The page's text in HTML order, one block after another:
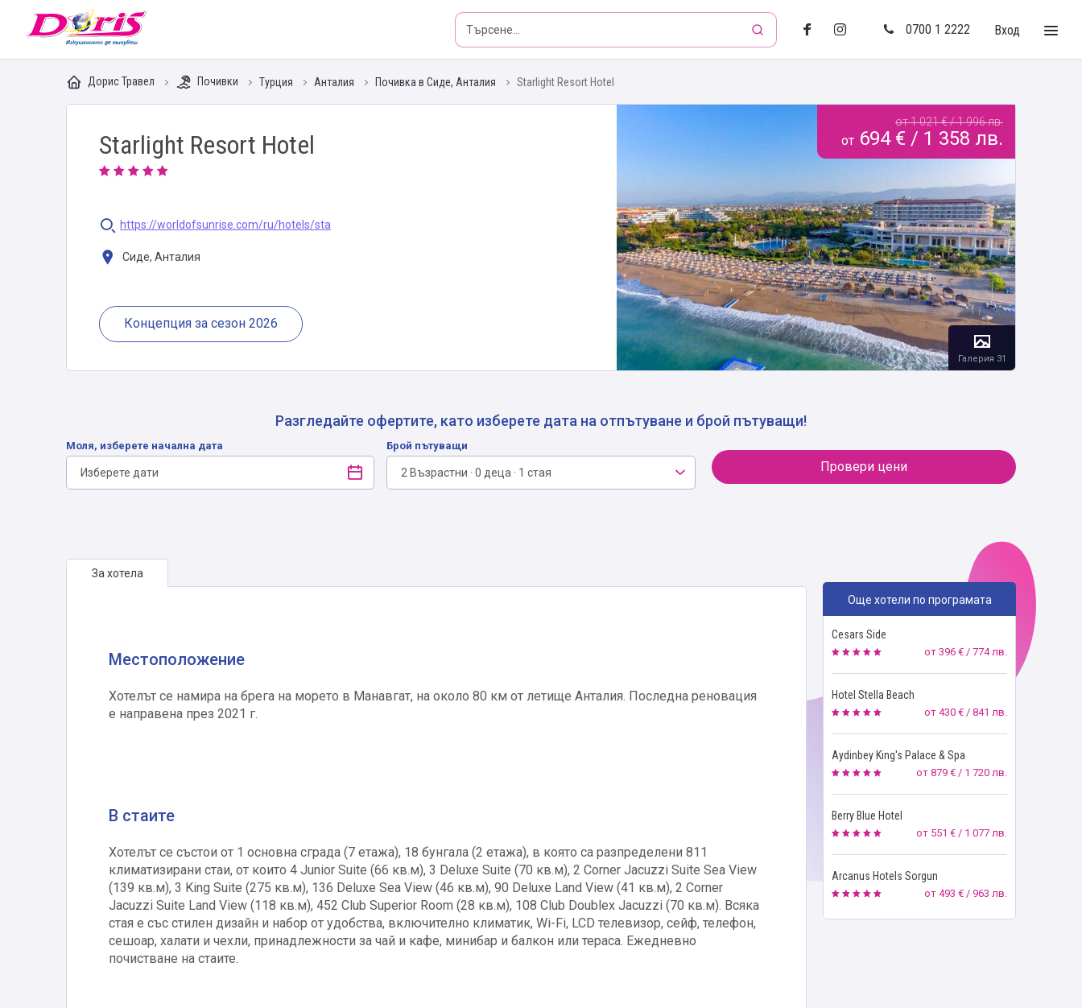
Doris - Изкушението да пътуваш
0700 1 2222
Вход
Дорис Травел Почивки Турция Анталия Почивка в Сиде, Анталия Starlight Resort Hotel
Starlight Resort Hotel
https://worldofsunrise.com/ru/hotels/sta
Сиде, Анталия
Концепция за сезон 2026
от 1 021 € / 1 996 лв.
от 694 € / 1 358 лв.
Галерия 31
Разгледайте офертите, като изберете дата на отпътуване и брой пътуващи!
Моля, изберете начална дата Брой пътуващи
2 Възрастни · 0 деца · 1 стая Провери цени
За хотела
Местоположение
Хотелът се намира на брега на морето в Манавгат, на около 80 км от летище Анталия. Последна реновация
е направена през 2021 г.
В стаите
Хотелът се състои от 1 основна сграда (7 етажа), 18 бунгала (2 етажа), в която са разпределени 811
климатизирани стаи, от които 4 Junior Suite (66 кв.м), 3 Deluxe Suite (70 кв.м), 2 Corner Jacuzzi Suite Sea View
(139 кв.м), 3 King Suite (275 кв.м), 136 Deluxe Sea View (46 кв.м), 90 Deluxe Land View (41 кв.м), 2 Corner
Jacuzzi Suite Land View (118 кв.м), 452 Club Superior Room (28 кв.м), 108 Club Doublex Jacuzzi (70 кв.м). Всяка
стая е със стилен дизайн и набор от удобства, включително климатик, Wi-Fi, LCD телевизор, сейф, телефон,
сешоар, халати и чехли, принадлежности за чай и кафе, минибар и балкон или тераса. Ежедневно
почистване на стаите.
Още хотели по програмата
Cesars Side
от 396 € / 774 лв.
Hotel Stella Beach
от 430 € / 841 лв.
Aydinbey King's Palace & Spa
от 879 € / 1 720 лв.
Berry Blue Hotel
от 551 € / 1 077 лв.
Arcanus Hotels Sorgun
от 493 € / 963 лв.